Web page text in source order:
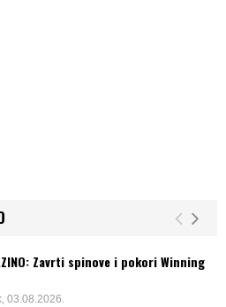
Zavrti spinove i pokori Winning
03.08.2026.